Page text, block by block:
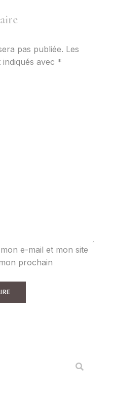
pas publiée. Les
avec *
e-mail et mon site
prochain